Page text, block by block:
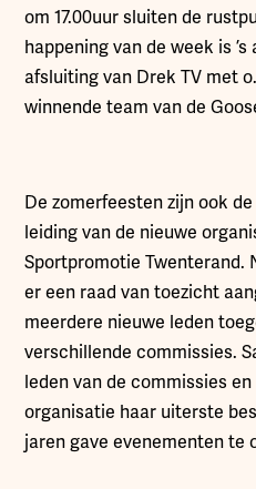
om 17.00uur sluiten de
happening van de week is
afsluiting van Drek TV met
winnende team van de
De zomerfeesten zijn ook
leiding van de nieuwe
Sportpromotie Twenterand.
er een raad van toezicht
meerdere nieuwe leden
verschillende commissies.
leden van de commissies
organisatie haar uiterste
jaren gave evenementen te